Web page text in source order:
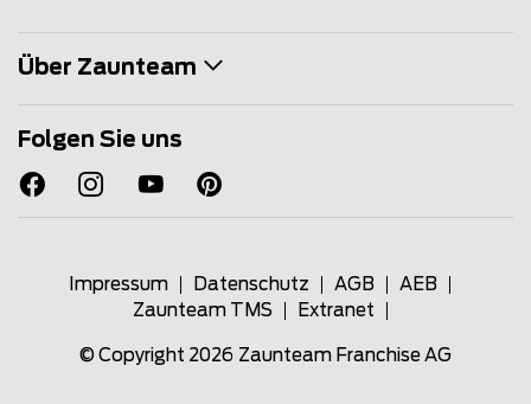
Über Zaunteam
Folgen Sie uns
Impressum Datenschutz AGB
AEB
Zaunteam TMS
Extranet
© Copyright 2026 Zaunteam Franchise AG